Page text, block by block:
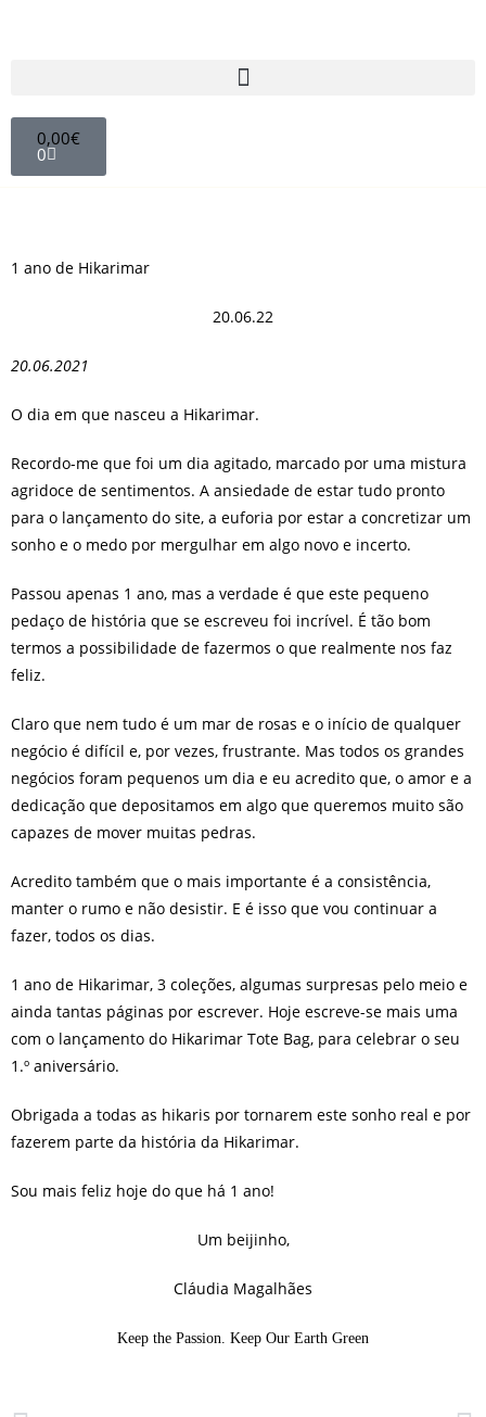
0,00€
0
1 ano de Hikarimar
20.06.22
20.06.2021
O dia em que nasceu a Hikarimar.
Recordo-me que foi um dia agitado, marcado por uma mistura
agridoce de sentimentos. A ansiedade de estar tudo pronto
para o lançamento do site, a euforia por estar a concretizar um
sonho e o medo por mergulhar em algo novo e incerto.
Passou apenas 1 ano, mas a verdade é que este pequeno
pedaço de história que se escreveu foi incrível. É tão bom
termos a possibilidade de fazermos o que realmente nos faz
feliz.
Claro que nem tudo é um mar de rosas e o início de qualquer
negócio é difícil e, por vezes, frustrante. Mas todos os grandes
negócios foram pequenos um dia e eu acredito que, o amor e a
dedicação que depositamos em algo que queremos muito são
capazes de mover muitas pedras.
Acredito também que o mais importante é a consistência,
manter o rumo e não desistir. E é isso que vou continuar a
fazer, todos os dias.
1 ano de Hikarimar, 3 coleções, algumas surpresas pelo meio e
ainda tantas páginas por escrever. Hoje escreve-se mais uma
com o lançamento do Hikarimar Tote Bag, para celebrar o seu
1.º aniversário.
Obrigada a todas as hikaris por tornarem este sonho real e por
fazerem parte da história da Hikarimar.
Sou mais feliz hoje do que há 1 ano!
Um beijinho,
Cláudia Magalhães
Keep the Passion. Keep Our Earth Green